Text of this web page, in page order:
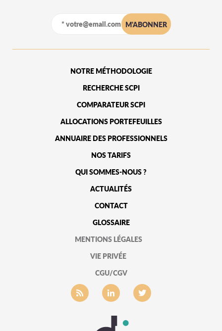
NOTRE MÉTHODOLOGIE
RECHERCHE SCPI
COMPARATEUR SCPI
ALLOCATIONS PORTEFEUILLES
ANNUAIRE DES PROFESSIONNELS
NOS TARIFS
QUI SOMMES-NOUS ?
ACTUALITÉS
CONTACT
GLOSSAIRE
MENTIONS LÉGALES
VIE PRIVÉE
CGU/CGV